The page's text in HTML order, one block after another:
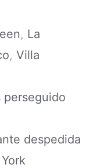
, La
, Villa
perseguido
despedida